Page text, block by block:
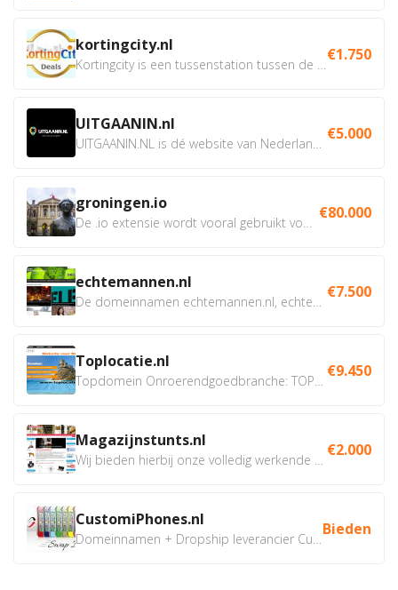
kortingcity.nl €1.750
UITGAANIN.nl €5.000
groningen.io €80.000
echtemannen.nl €7.500
Toplocatie.nl €9.450
Magazijnstunts.nl €2.000
CustomiPhones.nl Bieden